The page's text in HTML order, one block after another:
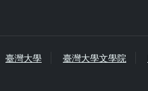
臺灣大學 臺灣大學文學院